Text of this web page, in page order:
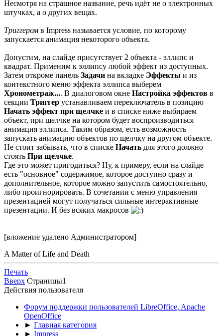
Несмотря на страшное название, речь идёт не о электронных
штучках, а о других вещах.
Триггером в Impress называется условие, по которому
запускается анимация некоторого объекта.
Допустим, на слайде присутствует 2 объекта - эллипс и
квадрат. Применим к эллипсу любой эффект из доступных.
Затем откроме панель Задачи на вкладке Эффекты и из
контекстного меню эффекта эллипса выберем
Хронометраж.... В диалоговом окне Настройка эффектов в
секции Триггер устанавливаем переключатель в позицию
Начать эффект при щелчке и в списке ниже выбираем
объект, при щелчке на котором будет воспроизводиться
анимация эллипса. Таким образом, есть возможность
запускать анимацию объектов по щелчку на другом объекте.
Не стоит забывать, что в списке Начать для этого должно
стоять При щелчке.
Где это может пригодиться? Ну, к примеру, если на слайде
есть "основное" содержимое, которое доступно сразу и
дополнительное, которое можно запустить самостоятельно,
либо проигнорировать. В сочетании с меню управления
презентацией могут получаться сильные интерактивные
презентации. И без всяких макросов
[вложение удалено Администратором]
A Matter of Life and Death
Печать
Вверх Страницы1
Действия пользователя
Форум поддержки пользователей LibreOffice, Apache
OpenOffice
► Главная категория
► Impress